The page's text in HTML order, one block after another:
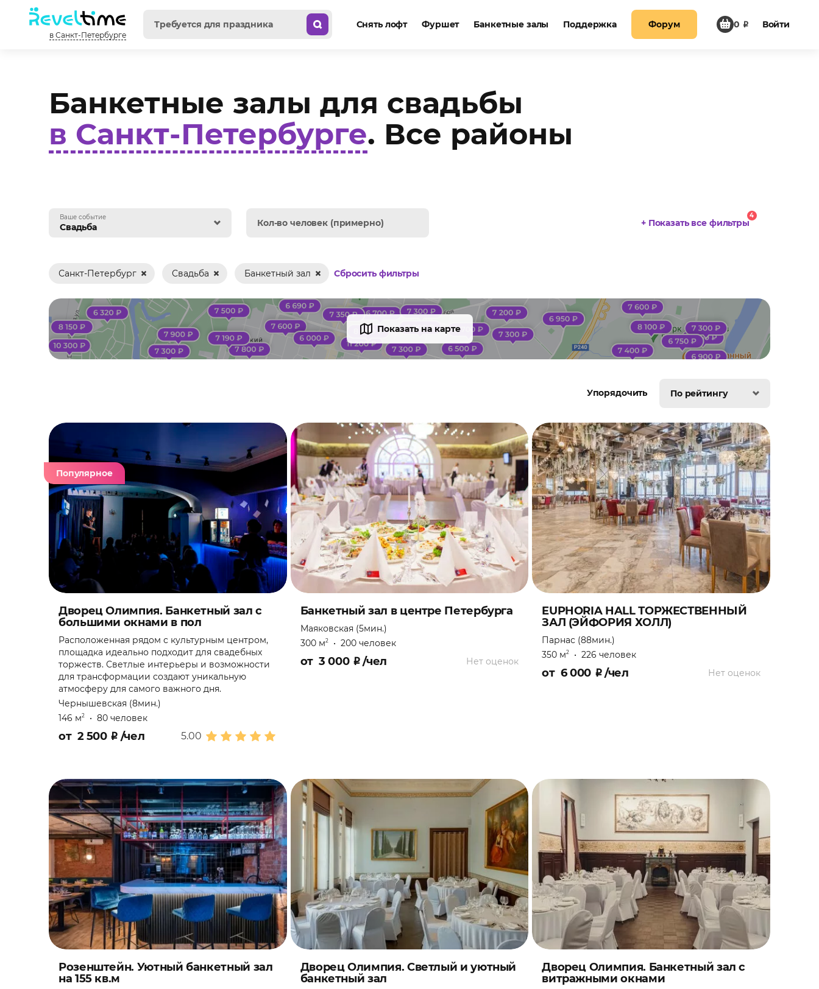
в Санкт-Петербурге
Снять лофт Фуршет Банкетные залы Поддержка Форум 0 ₽ Войти
Банкетные залы для свадьбы
в Санкт-Петербурге. Все районы
Ваше событие
Банкет
Вечеринка
Выпускной
День рождения
Детский праздник
Игра в мафию
Йога
Квартирник
Кинопоказ
Конференция
Концерт
Корпоратив
Лекция
Настольная игра
Новогодняя ночь
Праздник
Свадебная вечеринка
Свадьба
Свидание
Театральная постановка
+ Показать все фильтры
4
Санкт-Петербург Свадьба Банкетный зал Сбросить фильтры
Показать на карте
Упорядочить
Популярное
Дворец Олимпия. Банкетный зал с
большими окнами в пол
Расположенная рядом с культурным центром,
площадка идеально подходит для свадебных
торжеств. Светлые интерьеры и возможности
для трансформации создают уникальную
атмосферу для самого важного дня.
Чернышевская (8мин.)
146 м2 • 80 человек
5.00
от 2 500 ₽ /чел
Банкетный зал в центре Петербурга
Маяковская (5мин.)
300 м2• 200 человек
Нет оценок
от3 000 ₽/чел
EUPHORIA HALL ТОРЖЕСТВЕННЫЙ
ЗАЛ (ЭЙФОРИЯ ХОЛЛ)
Парнас (88мин.)
350 м2 •226 человек
Нет оценок
от 6 000 ₽/чел
Розенштейн. Уютный банкетный зал
на 155 кв.м
Дворец Олимпия. Светлый и уютный
банкетный зал
Дворец Олимпия. Банкетный зал с
витражными окнами